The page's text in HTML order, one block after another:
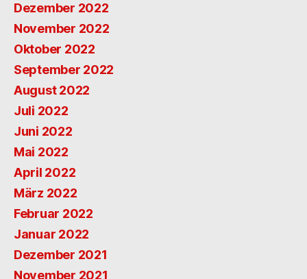
Dezember 2022
November 2022
Oktober 2022
September 2022
August 2022
Juli 2022
Juni 2022
Mai 2022
April 2022
März 2022
Februar 2022
Januar 2022
Dezember 2021
November 2021